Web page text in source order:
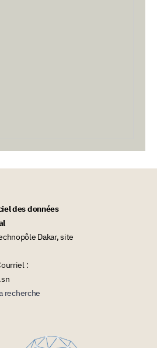
des données
Dakar, site
:
recherche